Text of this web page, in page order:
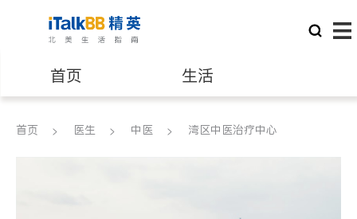
首页 生活
医生 律师
首页 医生 中医 湾区中医治疗中心